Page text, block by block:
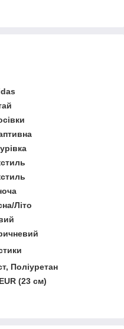
Літо
Поліуретан
(23 см)